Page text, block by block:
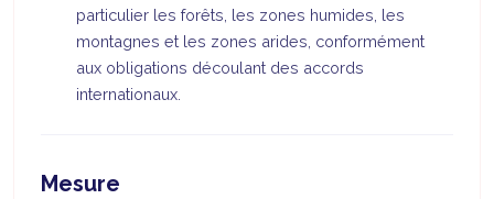
particulier les forêts, les zones humides, les
montagnes et les zones arides, conformément
aux obligations découlant des accords
internationaux.
Mesure